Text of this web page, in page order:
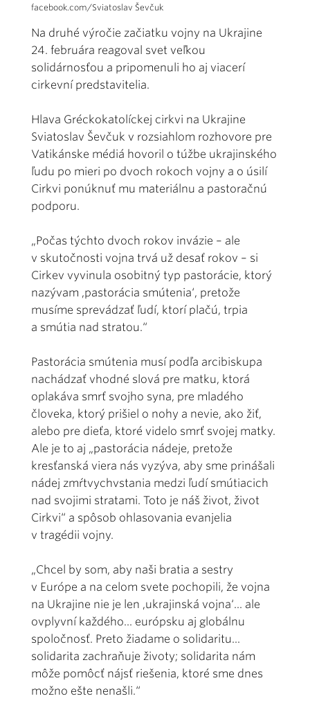
facebook.com/Sviatoslav Ševčuk
Na druhé výročie začiatku vojny na Ukrajine
24. februára reagoval svet veľkou
solidárnosťou a pripomenuli ho aj viacerí
cirkevní predstavitelia.
Hlava Gréckokatolíckej cirkvi na Ukrajine
Sviatoslav Ševčuk v rozsiahlom rozhovore pre
Vatikánske médiá hovoril o túžbe ukrajinského
ľudu po mieri po dvoch rokoch vojny a o úsilí
Cirkvi ponúknuť mu materiálnu a pastoračnú
podporu.
„Počas týchto dvoch rokov invázie – ale
v skutočnosti vojna trvá už desať rokov – si
Cirkev vyvinula osobitný typ pastorácie, ktorý
nazývam ,pastorácia smútenia‘, pretože
musíme sprevádzať ľudí, ktorí plačú, trpia
a smútia nad stratou.“
Pastorácia smútenia musí podľa arcibiskupa
nachádzať vhodné slová pre matku, ktorá
oplakáva smrť svojho syna, pre mladého
človeka, ktorý prišiel o nohy a nevie, ako žiť,
alebo pre dieťa, ktoré videlo smrť svojej matky.
Ale je to aj „pastorácia nádeje, pretože
kresťanská viera nás vyzýva, aby sme prinášali
nádej zmŕtvychvstania medzi ľudí smútiacich
nad svojimi stratami. Toto je náš život, život
Cirkvi“ a spôsob ohlasovania evanjelia
v tragédii vojny.
„Chcel by som, aby naši bratia a sestry
v Európe a na celom svete pochopili, že vojna
na Ukrajine nie je len ‚ukrajinská vojna‘... ale
ovplyvní každého... európsku aj globálnu
spoločnosť. Preto žiadame o solidaritu...
solidarita zachraňuje životy; solidarita nám
môže pomôcť nájsť riešenia, ktoré sme dnes
možno ešte nenašli.“